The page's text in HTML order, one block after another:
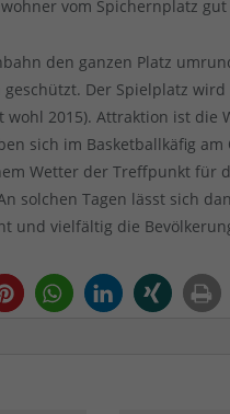
vom Spichernplatz
den ganzen Platz
Der Spielplatz
wohl 2015). Attraktion ist die
sich im Basketballkäfig
Wetter der Treffpunkt
solchen Tagen lässt sich
und vielfältig die